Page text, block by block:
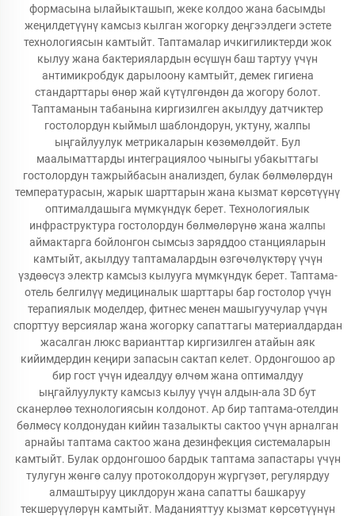
формасына ылайыкташып, жеке колдоо жана басымды
жеңилдетүүнү камсыз кылган жогорку деңгээлдеги эстете
технологиясын камтыйт. Таптамалар ичкигиликтерди жок
кылуу жана бактериялардын өсүшүн баш тартуу үчүн
антимикробдук дарылоону камтыйт, демек гигиена
стандарттары өнөр жай күтүлгөндөн да жогору болот.
Таптаманын табанына киргизилген акылдуу датчиктер
гостолордун кыймыл шаблондорун, уктуну, жалпы
ыңгайлуулук метрикаларын көзөмөлдөйт. Бул
маалыматтарды интеграциялоо чыныгы убакыттагы
гостолордун тажрыйбасын анализдеп, булак бөлмөлөрдүн
температурасын, жарык шарттарын жана кызмат көрсөтүүнү
оптималдашыга мүмкүндүк берет. Технологиялык
инфраструктура гостолордун бөлмөлөрүнө жана жалпы
аймактарга бойлонгон сымсыз заряддоо станцияларын
камтыйт, акылдуу таптамалардын өзгөчөлүктөрү үчүн
үздөөсүз электр камсыз кылууга мүмкүндүк берет. Таптама-
отель белгилүү медициналык шарттары бар гостолор үчүн
терапиялык моделдер, фитнес менен машыгуучулар үчүн
спорттуу версиялар жана жогорку сапаттагы материалдардан
жасалган люкс варианттар киргизилген атайын аяк
кийимдердин кеңири запасын сактап келет. Ордонгошоо ар
бир гост үчүн идеалдуу өлчөм жана оптималдуу
ыңгайлуулукту камсыз кылуу үчүн алдын-ала 3D бут
сканерлөө технологиясын колдонот. Ар бир таптама-отелдин
бөлмөсү колдонудан кийин тазалыкты сактоо үчүн арналган
арнайы таптама сактоо жана дезинфекция системаларын
камтыйт. Булак ордонгошоо бардык таптама запастары үчүн
тулугун жөнгө салуу протоколдорун жүргүзөт, регулярдуу
алмаштыруу циклдорун жана сапатты башкаруу
текшерүүлөрүн камтыйт. Маданияттуу кызмат көрсөтүүнүн